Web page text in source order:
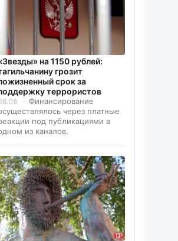
на 1150 рублей:
грозит
срок за
террористов
Финансирование
через платные
под публикациями в
из каналов.